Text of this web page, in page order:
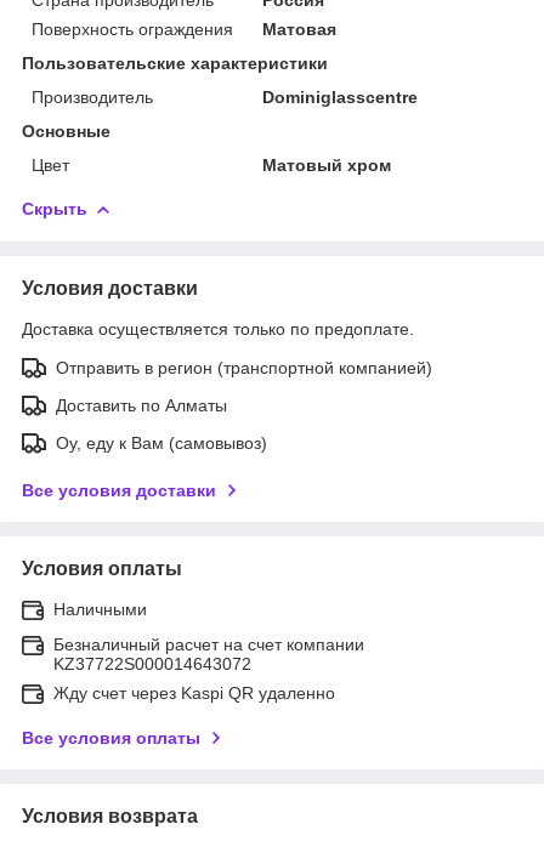
Поверхность ограждения
Матовая
Пользовательские характеристики
Производитель
Dominiglasscentre
Основные
Цвет
Матовый хром
Скрыть
Условия доставки
Доставка осуществляется только по предоплате.
Отправить в регион (транспортной компанией)
Доставить по Алматы
Оу, еду к Вам (самовывоз)
Все условия доставки
Условия оплаты
Наличными
Безналичный расчет на счет компании
KZ37722S000014643072
Жду счет через Kaspi QR удаленно
Все условия оплаты
Условия возврата